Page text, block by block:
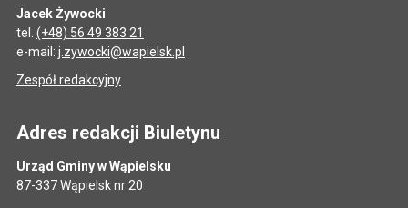
Jacek Żywocki
tel. (+48) 56 49 383 21
e-mail: j.zywocki@wapielsk.pl
Zespół redakcyjny
Adres redakcji Biuletynu
Urząd Gminy w Wąpielsku
87-337 Wąpielsk nr 20